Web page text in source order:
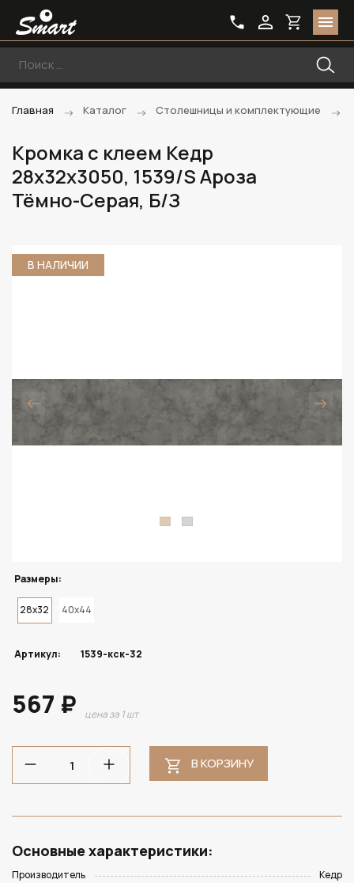
Главная Каталог Столешницы и комплектующие
Кромка с клеем Кедр
28х32х3050, 1539/S Ароза
Тёмно-Серая, Б/З
В НАЛИЧИИ
Размеры:
28x32 40x44
Артикул: 1539-кск-32
567 ₽ цена за 1 шт
В КОРЗИНУ
Основные характеристики:
Производитель
Кедр